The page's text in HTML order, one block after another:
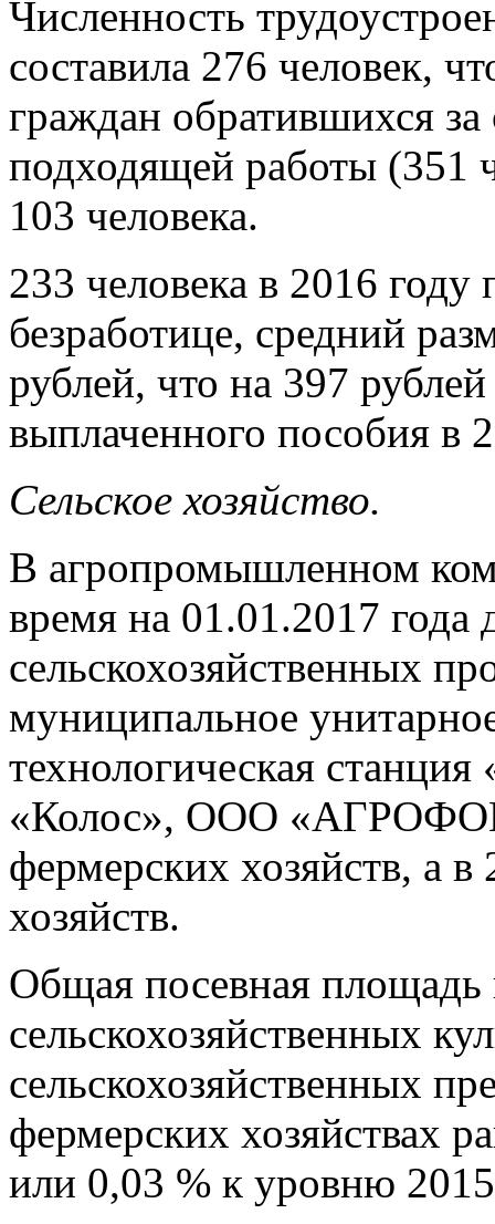
Численность
составила 276 человек,
граждан обратившихся
подходящей работы (351
103 человека.
233 человека в 2016
безработице, средний
рублей, что на 397
выплаченного пособия в
Сельское хозяйство.
В агропромышленном
время на 01.01.2017 года
сельскохозяйственных
муниципальное
технологическая
«Колос», ООО
фермерских хозяйств, а
хозяйств.
Общая посевная площадь
сельскохозяйственных
сельскохозяйственных
фермерских хозяйствах
или 0,03 % к уровню